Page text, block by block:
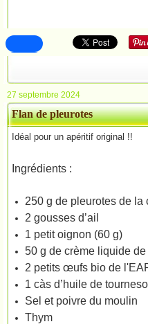
27 septembre 2024
Flan de pleurotes
Idéal pour un apéritif original !!
Ingrédients :
250 g de pleurotes de la
2 gousses d’ail
1 petit oignon (60 g)
50 g de crème liquide
2 petits œufs bio de
1 càs d’huile de
Sel et poivre du moulin
Thym